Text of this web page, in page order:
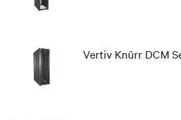
Vertiv Knürr DCM